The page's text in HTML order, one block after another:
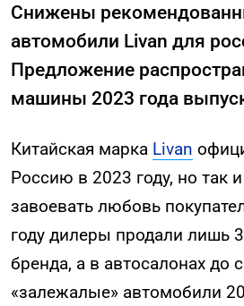
Снижены
автомобили Livan для
Предложение
машины 2023 года
Китайская марка Livan
Россию в 2023 году, но так
завоевать любовь
году дилеры продали лишь
бренда, а в автосалонах до
«залежалые» автомобили